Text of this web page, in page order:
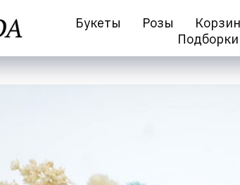
Букеты Розы
Подборки